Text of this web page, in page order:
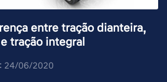
entre tração dianteira,
tração integral
24/06/2020